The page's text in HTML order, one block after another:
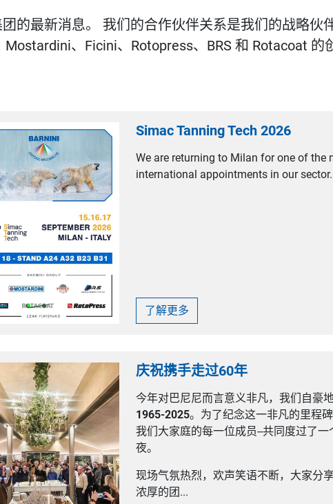
的最新消息。
我们的合作伙伴关系是我们的战略伙
Mostardini、Ficini、Rotopress、BRS 和 Rotacoat 的
Simac Tanning Tech 2026
We are returning to Milan for one of the
international appointments in our
了解更多
庆祝携手走过60年
今年对巴尼尼而言意义非凡，我们自豪
1965-2025。为了纪念这一非凡的里程
我们大家庭的每一位成员--共同度过了
夜。
现场气氛热烈，欢声笑语不断，大家分
浓厚的团...